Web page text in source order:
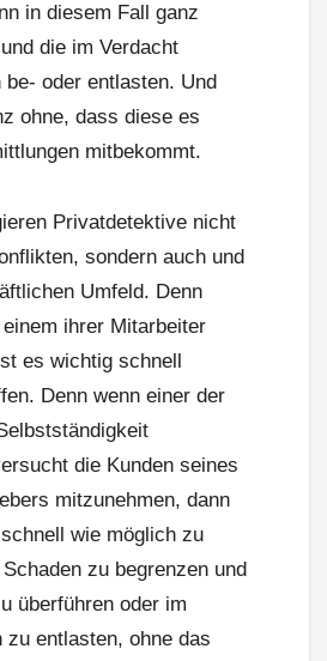
in diesem Fall ganz
die im Verdacht
oder entlasten. Und
ohne, dass diese es
mitbekommt.
Privatdetektive nicht
sondern auch und
Umfeld. Denn
ihrer Mitarbeiter
es wichtig schnell
Denn wenn einer der
die Kunden seines
mitzunehmen, dann
wie möglich zu
zu begrenzen und
überführen oder im
zu entlasten, ohne das